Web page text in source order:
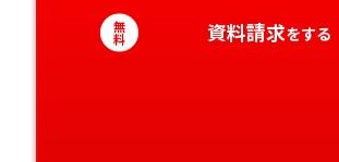
愛知県
香川県
宮崎県
無
料 資料請求をする